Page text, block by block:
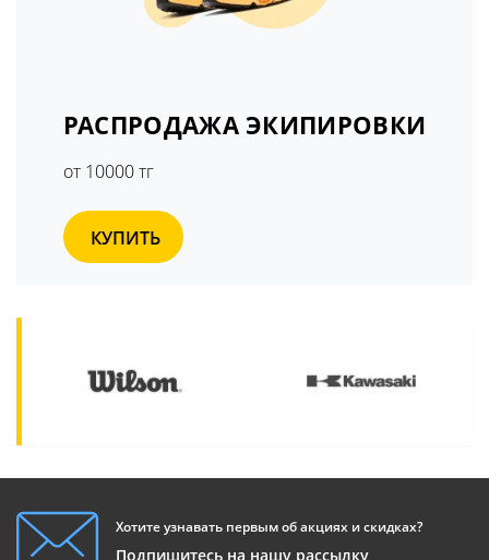
РАСПРОДАЖА ЭКИПИРОВКИ
от 10000 тг
КУПИТЬ
Хотите узнавать первым об акциях и скидках?
Подпишитесь на нашу рассылку